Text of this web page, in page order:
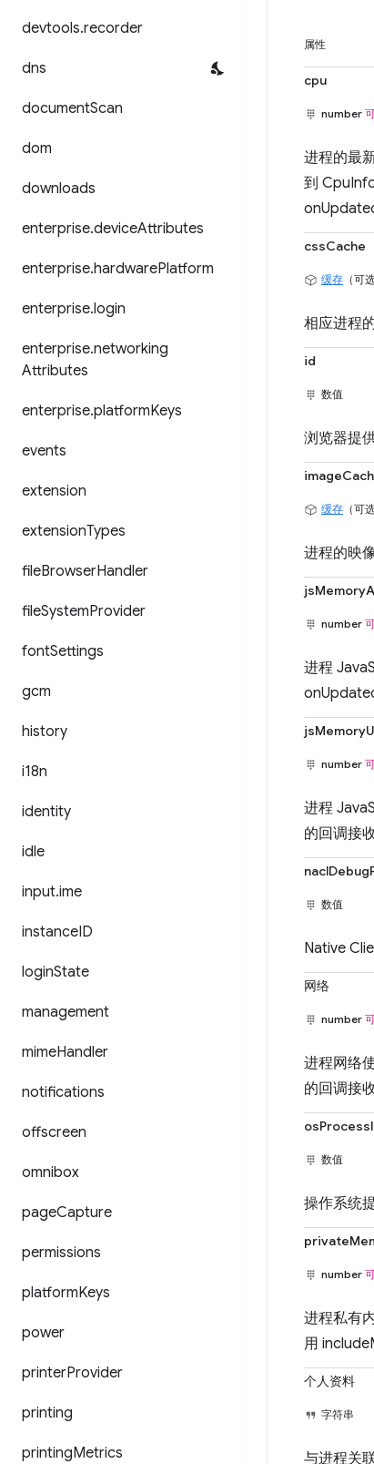
devtools.recorder
dns
documentScan
dom
downloads
enterprise.deviceAttributes
enterprise.hardwarePlatform
enterprise.login
enterprise.networking
Attributes
enterprise.platformKeys
events
extension
extensionTypes
fileBrowserHandler
fileSystemProvider
fontSettings
gcm
history
i18n
identity
idle
input.ime
instanceID
loginState
management
mimeHandler
notifications
offscreen
omnibox
pageCapture
permissions
platformKeys
power
printerProvider
printing
printingMetrics
属性
cpu
number
进程的最
到
cssCache
缓存 （可
相应进程
id
数值
浏览器提
缓存 （可
进程的映
number
进程
number
进程
的回调接
数值
Native
网络
number
进程网络
的回调接
数值
操作系统
number
进程私有
用
个人资料
字符串
与进程关